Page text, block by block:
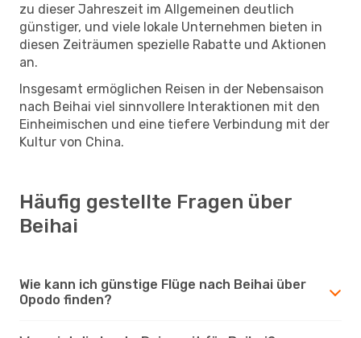
zu dieser Jahreszeit im Allgemeinen deutlich
günstiger, und viele lokale Unternehmen bieten in
diesen Zeiträumen spezielle Rabatte und Aktionen
an.
Insgesamt ermöglichen Reisen in der Nebensaison
nach Beihai viel sinnvollere Interaktionen mit den
Einheimischen und eine tiefere Verbindung mit der
Kultur von China.
Häufig gestellte Fragen über
Beihai
Wie kann ich günstige Flüge nach Beihai über
Opodo finden?